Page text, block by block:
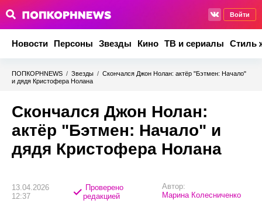
Войти
Новости Персоны Звезды Кино ТВ и сериалы Стиль
ПОПКОРНNEWS / Звезды / Скончался Джон Нолан: актёр "Бэтмен: Начало"
и дядя Кристофера Нолана
Скончался Джон Нолан:
актёр "Бэтмен: Начало" и
дядя Кристофера Нолана
13.04.2026
12:37
Проверено
редакцией
Автор:
Марина Колесниченко